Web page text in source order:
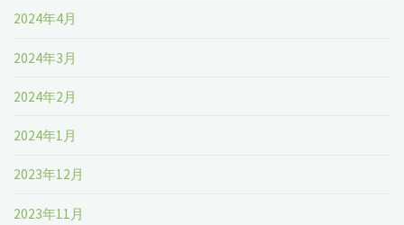
2024年4月
2024年3月
2024年2月
2024年1月
2023年12月
2023年11月